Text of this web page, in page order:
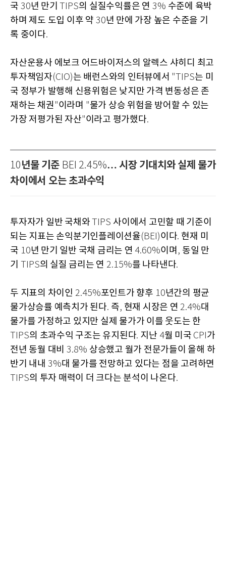
국 30년 만기TIPS의 실질수익률은 연 3% 수준에 육박
하며 제도 도입 이후 약 30년 만에 가장 높은 수준을 기
록 중이다.
자산운용사 에보크 어드바이저스의 알렉스 샤히디 최고
투자책임자(CIO)는 배런스와의 인터뷰에서 "TIPS는 미
국 정부가 발행해 신용위험은 낮지만 가격 변동성은 존
재하는 채권 "이라며 "물가 상승 위험을 방어할 수 있는
가장 저평가된 자산"이라고 평가했다.
10년물 기준 BEI 2.45%… 시장 기대치와 실제 물가
차이에서 오는 초과수익
투자자가 일반 국채와 TIPS 사이에서 고민할 때 기준이
되는 지표는 손익분기인플레이션율(BEI)이다. 현재 미
국 10년 만기 일반 국채 금리는 연 4.60%이며 , 동일 만
기 TIPS의 실질 금리는 연 2.15%를 나타낸다.
두 지표의 차이인 2.45%포인트가 향후 10년간의 평균
물가상승률 예측치가 된다. 즉, 현재 시장은 연 2.4%대
물가를 가정하고 있지만 실제 물가가 이를 웃도는 한
TIPS의 초과수익 구조는 유지된다. 지난 4월 미국 CPI 가
전년 동월 대비 3.8% 상승했고 월가 전문가들이 올해 하
반기 내내 3%대 물가를 전망하고 있다는 점을 고려하면
TIPS의 투자 매력이 더 크다는 분석이 나온다.